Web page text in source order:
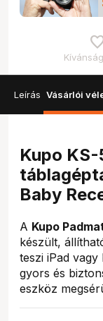
Leírás Vásárlói
Kupo
Baby
A Kupo
készült,
teszi iPad vagy
gyors és
eszköz